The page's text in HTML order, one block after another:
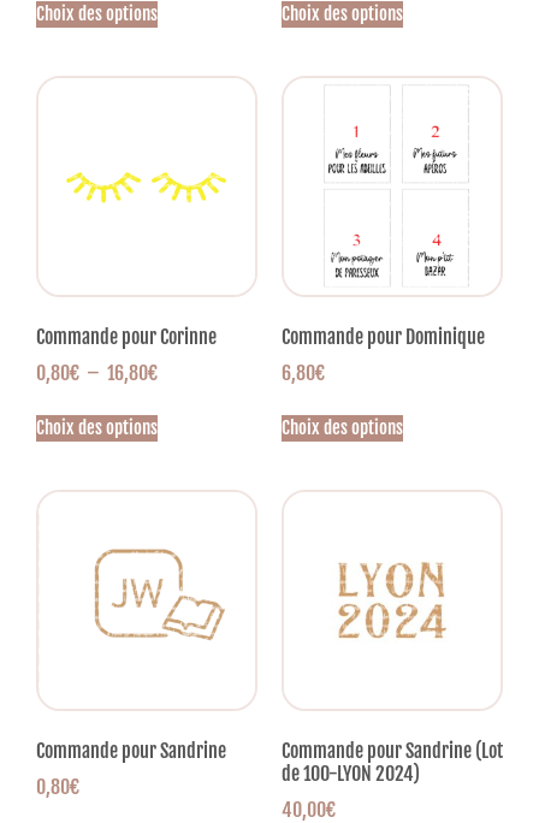
Choix des options Choix des options
Commande pour Corinne
0,80€ – 16,80€
Choix des options
Commande pour Dominique
6,80€
Choix des options
Commande pour Sandrine
0,80€
Commande pour Sandrine (Lot
de 100-LYON 2024)
40,00€